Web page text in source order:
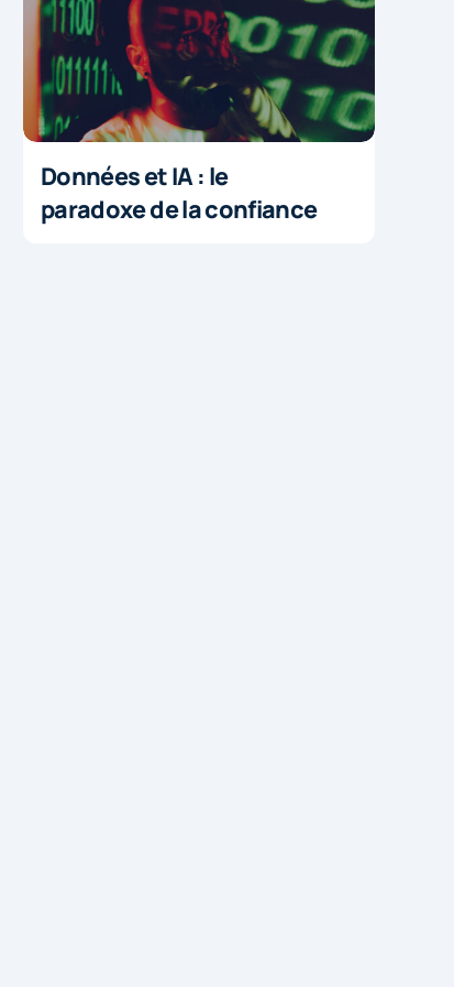
Données et IA : le
paradoxe de la confiance